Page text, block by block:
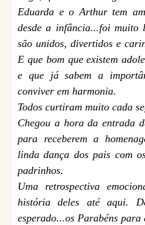
Eduarda e o Arthur tem
desde a infância...foi muito
são unidos, divertidos e
E que bom que existem
e que já sabem a
conviver em harmonia.
Todos curtiram muito cada
Chegou a hora da entrada
para receberem a
linda dança dos pais com
padrinhos.
Uma retrospectiva
história deles até aqui.
esperado...os Parabéns